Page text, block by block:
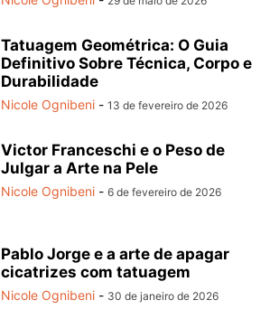
Tatuagem Geométrica: O Guia
Definitivo Sobre Técnica, Corpo e
Durabilidade
Nicole Ognibeni - 13 de fevereiro de 2026
Victor Franceschi e o Peso de
Julgar a Arte na Pele
Nicole Ognibeni - 6 de fevereiro de 2026
Pablo Jorge e a arte de apagar
cicatrizes com tatuagem
Nicole Ognibeni - 30 de janeiro de 2026